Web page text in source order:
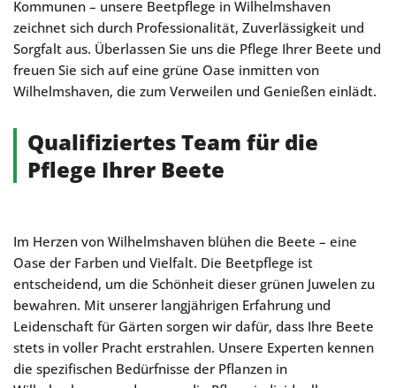
Kommunen – unsere Beetpflege in Wilhelmshaven
zeichnet sich durch Professionalität, Zuverlässigkeit und
Sorgfalt aus. Überlassen Sie uns die Pflege Ihrer Beete und
freuen Sie sich auf eine grüne Oase inmitten von
Wilhelmshaven, die zum Verweilen und Genießen einlädt.
Qualifiziertes Team für die
Pflege Ihrer Beete
Im Herzen von Wilhelmshaven blühen die Beete – eine
Oase der Farben und Vielfalt. Die Beetpflege ist
entscheidend, um die Schönheit dieser grünen Juwelen zu
bewahren. Mit unserer langjährigen Erfahrung und
Leidenschaft für Gärten sorgen wir dafür, dass Ihre Beete
stets in voller Pracht erstrahlen. Unsere Experten kennen
die spezifischen Bedürfnisse der Pflanzen in